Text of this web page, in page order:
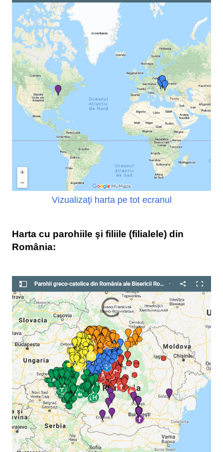
Vizualizaţi harta pe tot ecranul
Harta cu parohiile şi filiile (filialele) din
România: